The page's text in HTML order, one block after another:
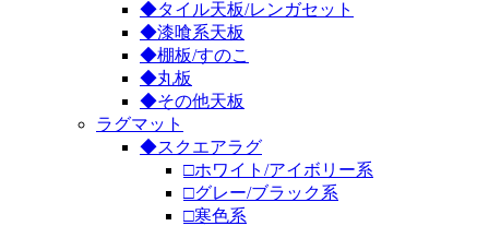
◆タイル天板/レンガセット
◆漆喰系天板
◆棚板/すのこ
◆丸板
◆その他天板
ラグマット
◆スクエアラグ
□ホワイト/アイボリー系
□グレー/ブラック系
□寒色系